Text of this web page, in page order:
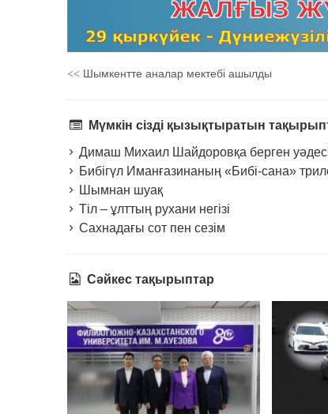
<< Шымкентте аналар мектебі ашылды
Мүмкін сізді қызықтыратын
Димаш Михаил Шайдоровқа берген
Бибігүл Иманғазинаның «Бибі-сана»
Шымнан шуақ
Тіл – ұлттың рухани негізі
Сахнадағы сот пен сезім
Сәйкес тақырыптар